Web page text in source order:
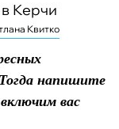
Керчи
Квитко
напишите
вас